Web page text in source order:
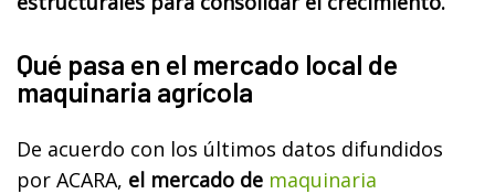
Qué pasa en el mercado local de
maquinaria agrícola
De acuerdo con los últimos datos difundidos
por ACARA, el mercado de maquinaria